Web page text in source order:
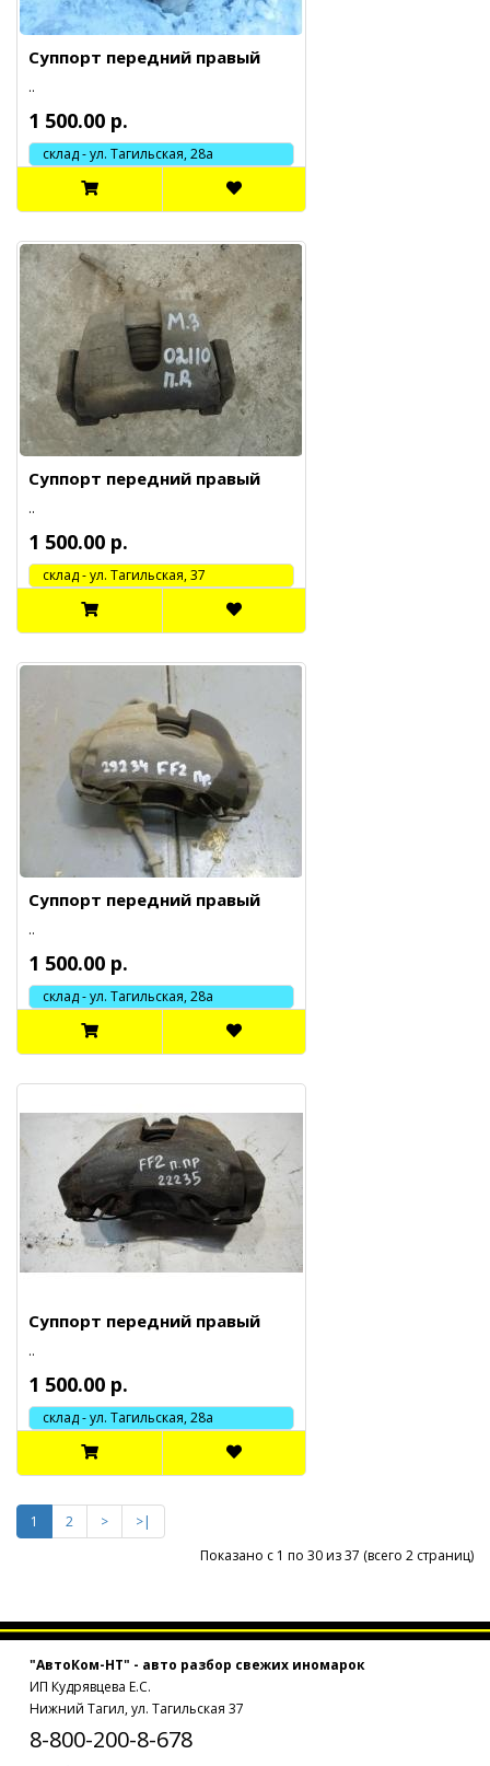
Суппорт передний правый
..
1 500.00 р.
склад - ул. Тагильская, 28а
Суппорт передний правый
..
1 500.00 р.
cклад - ул. Тагильская, 37
Суппорт передний правый
..
1 500.00 р.
склад - ул. Тагильская, 28а
Суппорт передний правый
..
1 500.00 р.
склад - ул. Тагильская, 28а
1 2 >
>|
Показано с 1 по 30 из 37 (всего 2 страниц)
"АвтоКом-НТ" - авто разбор свежих иномарок
ИП Кудрявцева Е.С.
Нижний Тагил, ул. Тагильская 37
8-800-200-8-678